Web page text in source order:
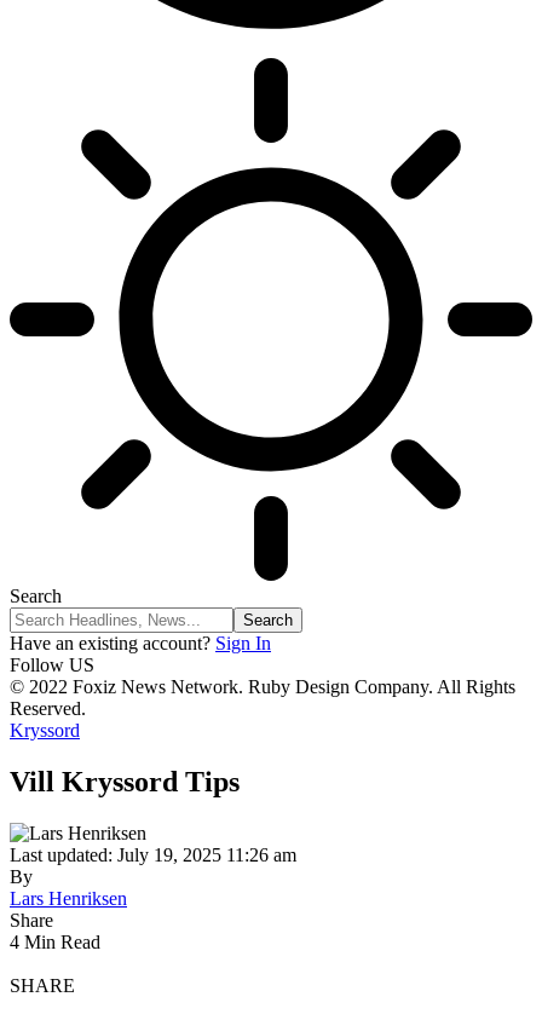
Search
Have an existing account? Sign In
Follow US
© 2022 Foxiz News Network. Ruby Design Company. All Rights
Reserved.
Kryssord
Vill Kryssord Tips
Last updated: July 19, 2025 11:26 am
By
Lars Henriksen
Share
4 Min Read
SHARE